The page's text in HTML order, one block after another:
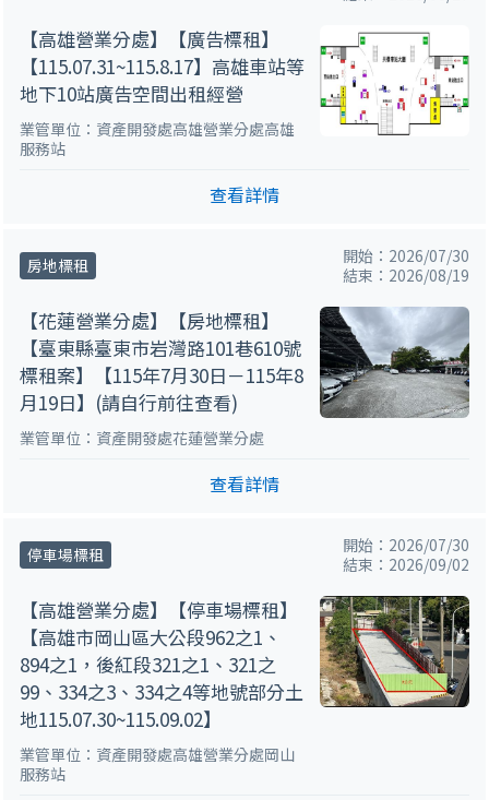
【高雄營業分處】【廣告標租】
【115.07.31~115.8.17】高雄車站等
地下10站廣告空間出租經營
業管單位：資產開發處高雄營業分處高雄
服務站
查看詳情
房地標租
開始：2026/07/30
結束：2026/08/19
【花蓮營業分處】【房地標租】
【臺東縣臺東市岩灣路101巷610號
標租案】【115年7月30日－115年8
月19日】(請自行前往查看)
業管單位：資產開發處花蓮營業分處
查看詳情
停車場標租
開始：2026/07/30
結束：2026/09/02
【高雄營業分處】【停車場標租】
【高雄市岡山區大公段962之1、
894之1，後紅段321之1、321之
99、334之3、334之4等地號部分土
地115.07.30~115.09.02】
業管單位：資產開發處高雄營業分處岡山
服務站